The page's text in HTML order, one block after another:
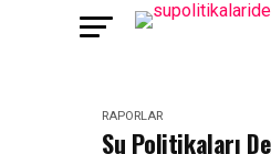
RAPORLAR
Su Politikaları